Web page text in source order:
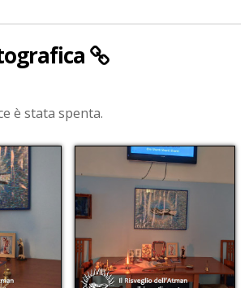
è stata spenta.